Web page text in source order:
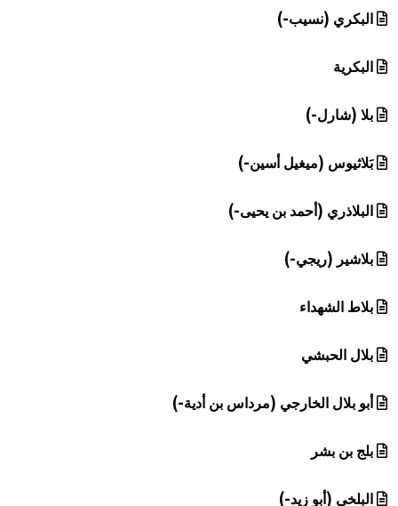
البكري (نسيب-)
البكرية
بلا (شارل-)
بَلاثيوس (ميغيل أسين-)
البلاذري (أحمد بن يحيى-)
بلاشير (ريجي-)
بلاط الشهداء
بلال الحبشي
أبو بلال الخارجي (مرداس بن أدية-)
بلج بن بشر
البلخي (أبو زيد-)